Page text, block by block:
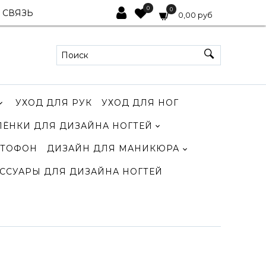
0 0
0,00 руб
УХОД ДЛЯ РУК УХОД ДЛЯ НОГ
ДЛЯ ДИЗАЙНА НОГТЕЙ
ДИЗАЙН ДЛЯ МАНИКЮРА
ДЛЯ ДИЗАЙНА НОГТЕЙ